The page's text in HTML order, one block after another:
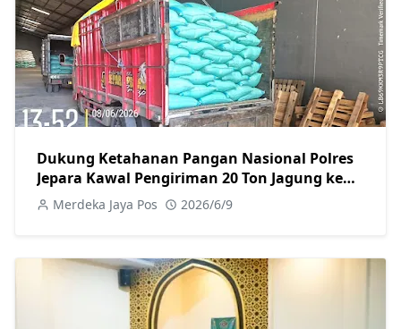
Dukung Ketahanan Pangan Nasional Polres
Jepara Kawal Pengiriman 20 Ton Jagung ke
Bulog Pati
Merdeka Jaya Pos 2026/6/9